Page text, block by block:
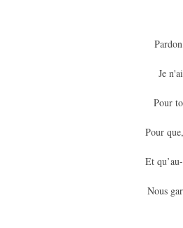
Je
Pour
Pour
Et
Nous